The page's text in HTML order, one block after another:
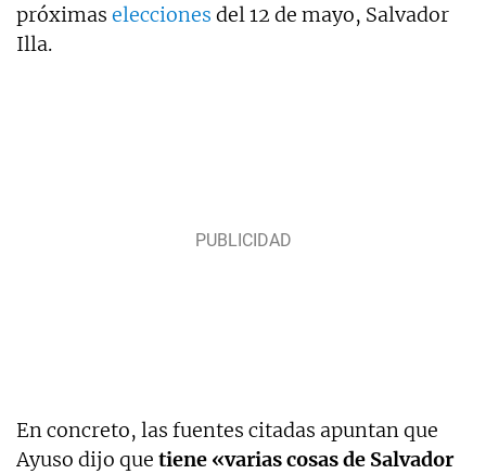
próximas elecciones del 12 de mayo, Salvador
Illa.
En concreto, las fuentes citadas apuntan que
Ayuso dijo que tiene «varias cosas de Salvador